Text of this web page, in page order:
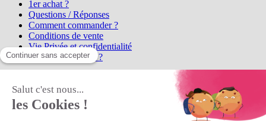
1er achat ?
Questions / Réponses
Comment commander ?
Conditions de vente
Vie Privée et confidentialité
Qui sommes-nous ?
la référence en perles et bijoux